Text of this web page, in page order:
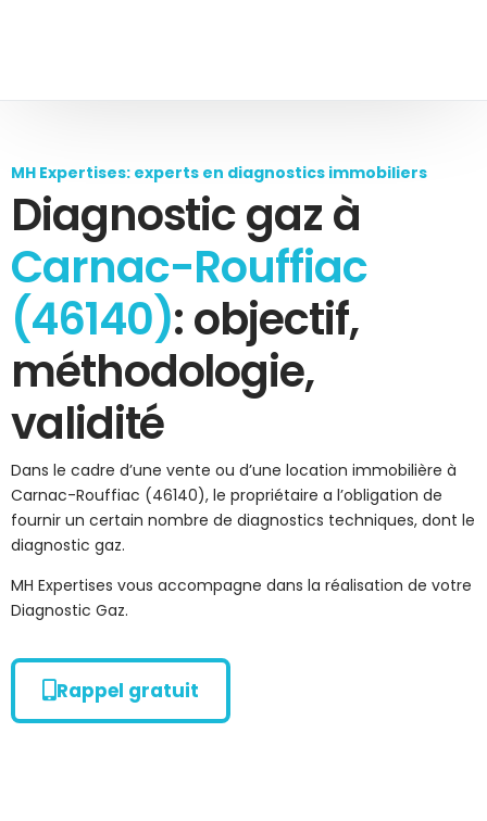
MH Expertises: experts en diagnostics immobiliers
Diagnostic gaz à
Carnac-Rouffiac
(46140): objectif,
méthodologie,
validité
Dans le cadre d’une vente ou d’une location immobilière à
Carnac-Rouffiac (46140), le propriétaire a l’obligation de
fournir un certain nombre de diagnostics techniques, dont le
diagnostic gaz.
MH Expertises vous accompagne dans la réalisation de votre
Diagnostic Gaz.
Rappel gratuit